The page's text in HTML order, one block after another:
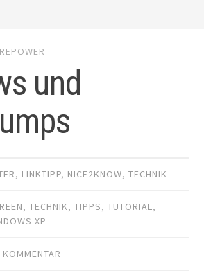
und
, LINKTIPP, NICE2KNOW,TECHNIK
,TECHNIK,TIPPS,TUTORIAL,
XP